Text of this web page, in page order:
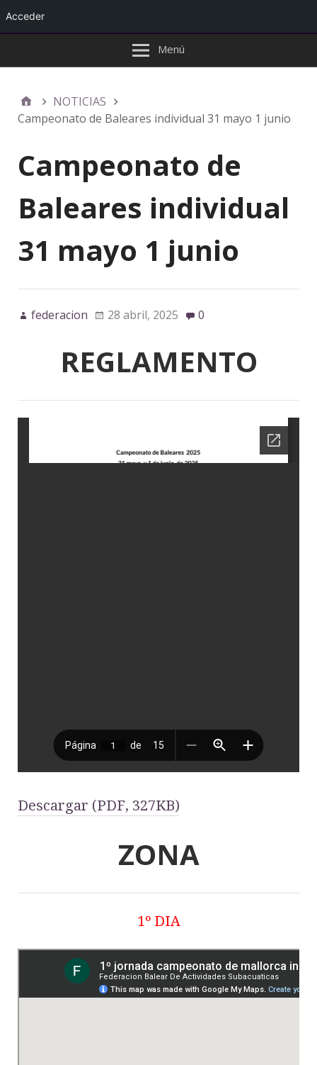
Menú
NOTICIAS
Campeonato de Baleares individual 31 mayo 1 junio
Campeonato de
Baleares individual
31 mayo 1 junio
federacion 28 abril, 2025 0
REGLAMENTO
Descargar (PDF, 327KB)
ZONA
1º DIA
Acceder